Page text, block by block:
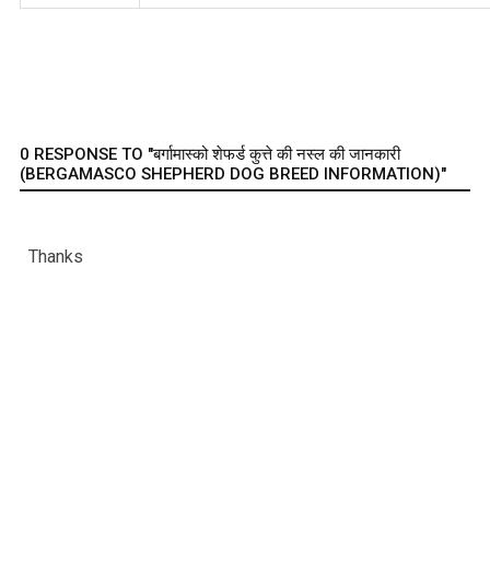
0 RESPONSE TO "बर्गामास्को शेफर्ड कुत्ते की नस्ल की जानकारी
(BERGAMASCO SHEPHERD DOG BREED INFORMATION)"
Thanks